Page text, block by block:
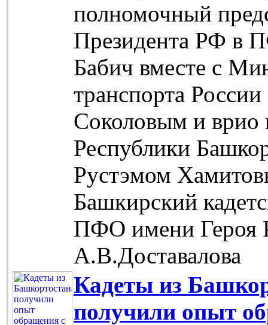
полномочный
Президента РФ в
Бабич вместе с
транспорта
Соколовым и врио
Республики
Рустэмом
Башкирский
ПФО имени Героя
А.В.Доставалова
Кадеты из
получили опыт